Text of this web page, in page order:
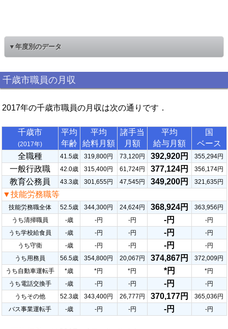
▼年度別のデータ
千歳市職員の月収
2017年の千歳市職員の月収は次の通りです．
千歳市
(2017年)
平均
年齢
平均
給料月額
諸手当
月額
平均
給与月額
国
ベース
全職種
41.5歳 319,800円 73,120円 392,920円 355,294円
一般行政職 42.0歳 315,400円 61,724円 377,124円 356,174円
教育公務員 43.3歳 301,655円 47,545円 349,200円 321,635円
▼技能労務職等
技能労務職全体 52.5歳 344,300円 24,624円 368,924円
363,956円
うち清掃職員
-歳 -円 -円 -円
-円
うち学校給食員
-歳 -円 -円 -円
-円
うち守衛
-歳 -円 -円 -円
-円
うち用務員
56.5歳 354,800円 20,067円 374,867円
372,009円
うち自動車運転手
*歳 *円 *円 *円
*円
うち電話交換手
-歳 -円 -円 -円
-円
うちその他
52.3歳 343,400円 26,777円 370,177円
365,036円
バス事業運転手
-歳 -円 -円 -円 -円